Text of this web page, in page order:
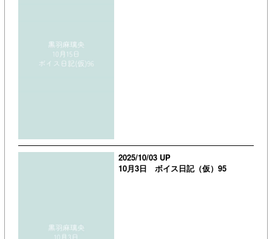
2025/10/03 UP
10月3日 ボイス日記（仮）95